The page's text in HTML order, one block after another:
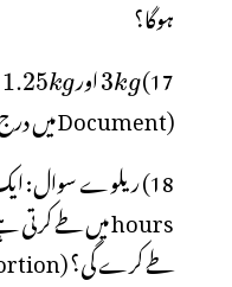
ہوگا؟
17)
اور
(Document میں درج مختلف وزن کے مسائل)۔
18) ریلوے سوال: ایک ریل گاڑی
hours میں طے کرتی ہے۔
طے کرے گی؟ (Direct proportion)